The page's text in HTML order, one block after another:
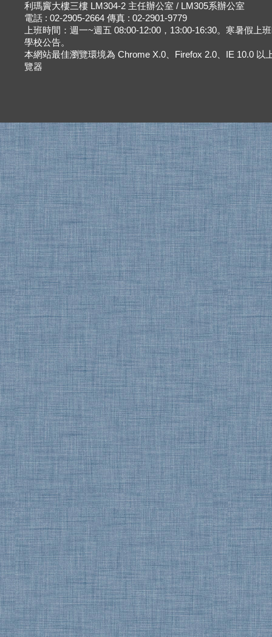
利瑪竇大樓三樓 LM304-2 主任辦公室 / LM305系辦公室
電話 : 02-2905-2664 傳真 : 02-2901-9779
上班時間：週一~週五 08:00-12:00，13:00-16:30。寒暑假上
學校公告。
本網站最佳瀏覽環境為 Chrome X.0、Firefox 2.0、IE 10.0 以
覽器